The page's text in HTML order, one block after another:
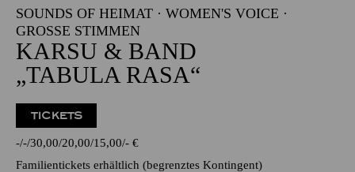
SOUNDS OF HEIMAT · WOMEN'S VOICE ·
GROSSE STIMMEN
KARSU & BAND
„TABULA RASA“
TICKETS
- - 30,00 20,00 15,00 - €
Familientickets erhältlich (begrenztes Kontingent)